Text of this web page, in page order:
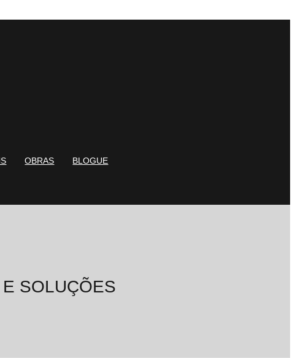
OBRAS BLOGUE
SOLUÇÕES